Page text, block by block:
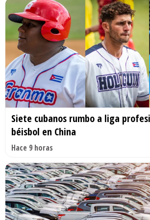
Siete cubanos rumbo a liga
béisbol en China
Hace 9 horas